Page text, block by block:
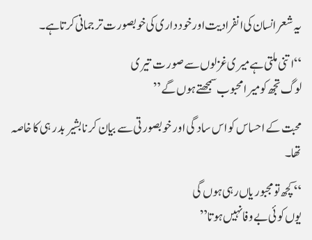
یہ شعر انسان کی انفرادیت اور خودداری کی خوبصورت ترجمانی کرتا ہے۔
“اتنی ملتی ہے میری غزلوں سے صورت تیری
لوگ تجھ کو میرا محبوب سمجھتے ہوں گے”
محبت کے احساس کو اس سادگی اور خوبصورتی سے بیان کرنا بشیر بدر ہی کا خاصہ
تھا۔
“کچھ تو مجبوریاں رہی ہوں گی
یوں کوئی بے وفا نہیں ہوتا”